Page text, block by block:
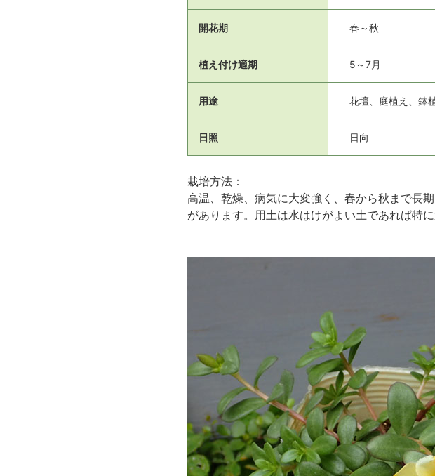
開花期 春～秋
植え付け適期 5～7月
用途 花壇、庭植え、鉢
日照 日向
栽培方法：
高温、乾燥、病気に大変強く、春から秋まで長
があります。用土は水はけがよい土であれば特